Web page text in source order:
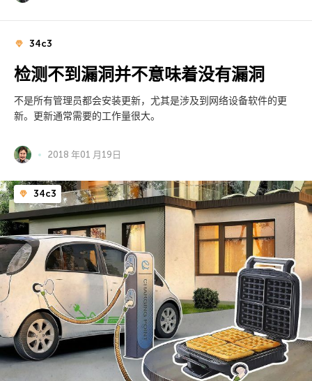
34c3
检测不到漏洞并不意味着没有漏洞
不是所有管理员都会安装更新，尤其是涉及到网络设备软件的更
新。更新通常需要的工作量很大。
2018 年01 月19日
34c3